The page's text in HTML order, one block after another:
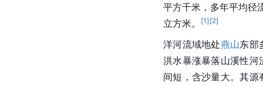
平方千米，多年平均径
立方米。
[1] [2]
洋河流域地处燕山东部
洪水暴涨暴落山溪性河
间短，含沙量大。其